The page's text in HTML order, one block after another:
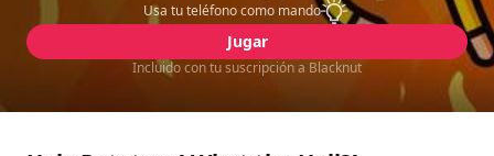
Usa tu teléfono como mando
Jugar
Incluido con tu suscripción a Blacknut